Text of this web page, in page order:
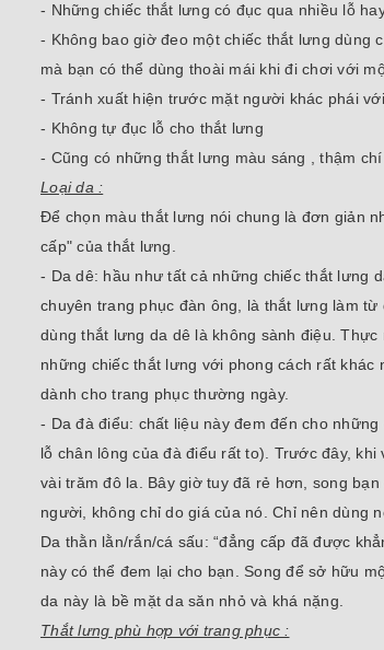
- Những chiếc thắt lưng có đục qua nhiều lỗ
- Không bao giờ đeo một chiếc thắt lưng dùng
mà bạn có thể dùng thoài mái khi đi chơi với
- Tránh xuất hiện trước mặt người khác phái
- Không tự đục lỗ cho thắt lưng
- Cũng có những thắt lưng màu sáng , thậm
Loại da :
Để chọn màu thắt lưng nói chung là đơn giản
cấp" của thắt lưng.
- Da dê: hầu như tất cả những chiếc thắt lưng
chuyên trang phục đàn ông, là thắt lưng làm
dùng thắt lưng da dê là không sành điệu.
những chiếc thắt lưng với phong cách rất
dành cho trang phục thường ngày.
- Da đà điểu: chất liệu này đem đến cho
lỗ chân lông của đà điểu rất to). Trước đây,
vài trăm đô la. Bây giờ tuy đã rẻ hơn, song
người, không chỉ do giá của nó. Chỉ nên dùng
Da thằn lằn/rắn/cá sấu: “đẳng cấp đã được
này có thể đem lại cho bạn. Song để sở hữu
da này là bề mặt da săn nhỏ và khá nặng.
Thắt lưng phù hợp với trang phục :